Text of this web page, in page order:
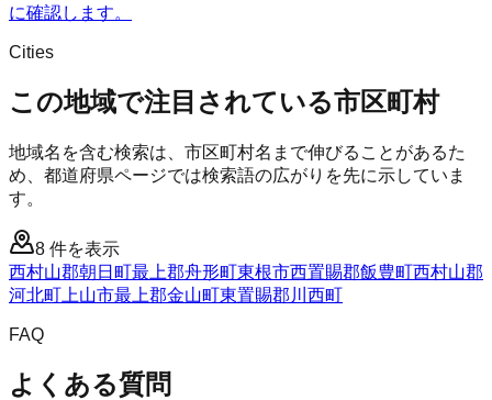
に確認します。
Cities
この地域で注目されている市区町村
地域名を含む検索は、市区町村名まで伸びることがあるた
め、都道府県ページでは検索語の広がりを先に示していま
す。
8 件を表示
西村山郡朝日町最上郡舟形町東根市西置賜郡飯豊町西村山郡
河北町 上山市最上郡金山町東置賜郡川西町
FAQ
よくある質問